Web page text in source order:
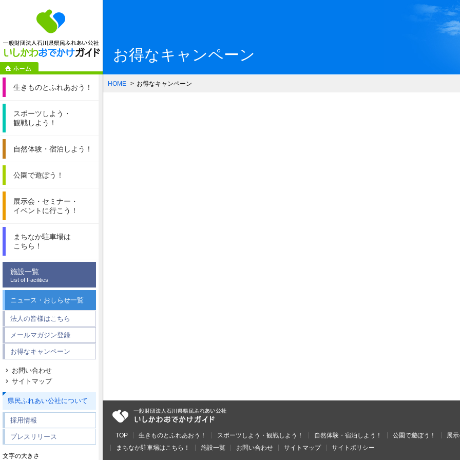
一般財団法人石川県県民ふれあい公社 いしか
生きものとふれあおう！
スポーツしよう・
観戦しよう！
自然体験・ 宿泊しよう！
公園で遊ぼう！
展示会・セミナー・
イベントに行こう！
まちなか駐車場は
こちら！
施設一覧
List of Facilities
ニュース・おしらせ一覧
法人の皆様はこちら
メールマガジン登録
お得なキャンペーン
お問い合わせ
サイトマップ
県民ふれあい公社について
採用情報
プレスリリース
文字の大きさ
お得なキャンペーン
HOME お得なキャンペーン
TOP 生きものとふれあおう！ スポーツしよう・観戦しよう！ 自然体験・宿泊しよう！ 公園で遊ぼう！
展
まちなか駐車場はこちら！
施設一覧 お問い合わせ サイトマップ サイトポリシー